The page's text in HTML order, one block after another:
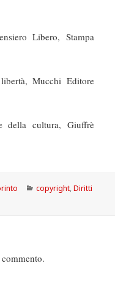
Libero, Stampa
Mucchi Editore
della cultura, Giuffrè
Categorie
copyright,Diritti